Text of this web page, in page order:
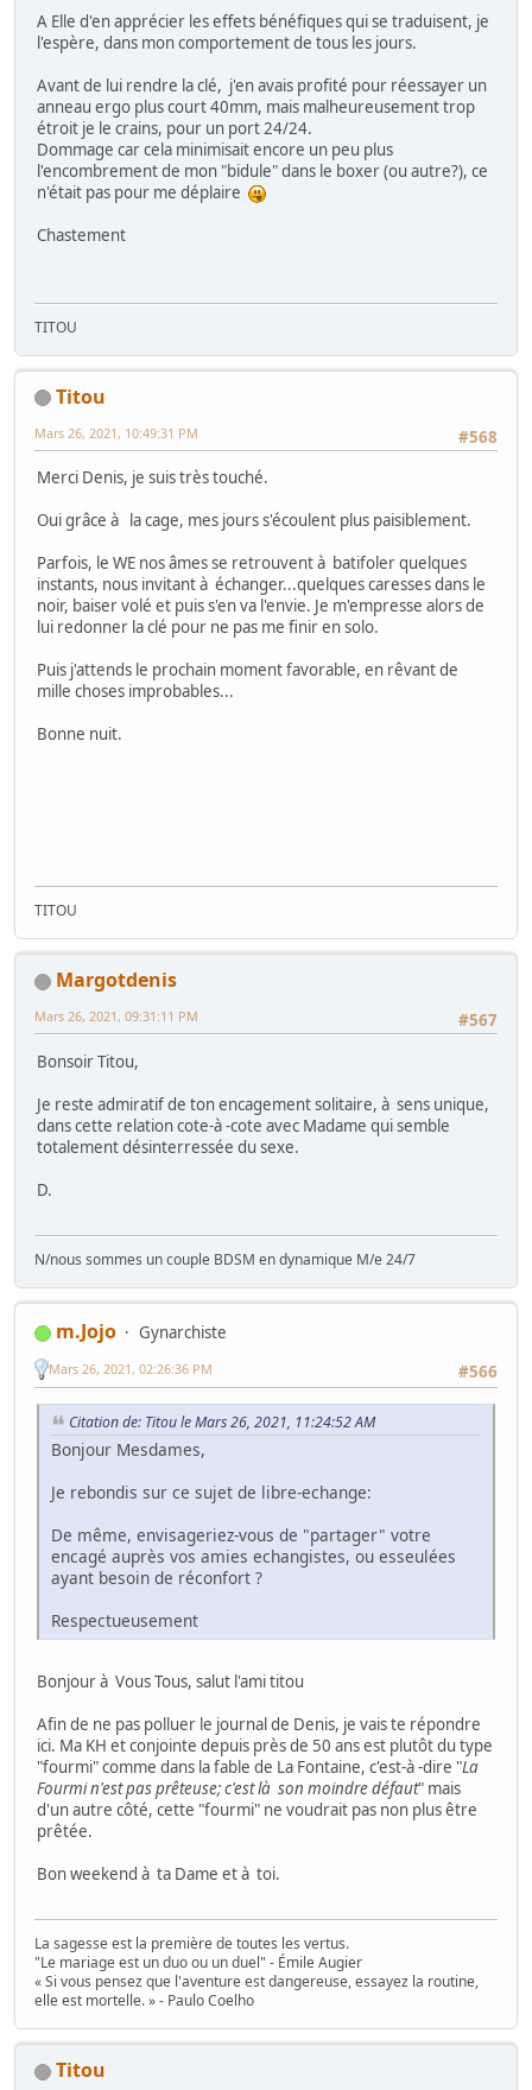
A Elle d'en apprécier les effets bénéfiques qui se traduisent, je
l'espère, dans mon comportement de tous les jours.
Avant de lui rendre la clé, j'en avais profité pour réessayer un
anneau ergo plus court 40mm, mais malheureusement trop
étroit je le crains, pour un port 24/24.
Dommage car cela minimisait encore un peu plus
l'encombrement de mon "bidule" dans le boxer (ou autre?), ce
n'était pas pour me déplaire
Chastement
TITOU
Titou
#568
Mars 26, 2021, 10:49:31 PM
Merci Denis, je suis très touché.
Oui grâce à la cage, mes jours s'écoulent plus paisiblement.
Parfois, le WE nos âmes se retrouvent à batifoler quelques
instants, nous invitant à échanger...quelques caresses dans le
noir, baiser volé et puis s'en va l'envie. Je m'empresse alors de
lui redonner la clé pour ne pas me finir en solo.
Puis j'attends le prochain moment favorable, en rêvant de
mille choses improbables...
Bonne nuit.
TITOU
Margotdenis
#567
Mars 26, 2021, 09:31:11 PM
Bonsoir Titou,
Je reste admiratif de ton encagement solitaire, à sens unique,
dans cette relation cote-à -cote avec Madame qui semble
totalement désinterressée du sexe.
D.
N/nous sommes un couple BDSM en dynamique M/e 24/7
m.Jojo
Gynarchiste
#566
Mars 26, 2021, 02:26:36 PM
Citation de: Titou le Mars 26, 2021, 11:24:52 AM
Bonjour Mesdames,
Je rebondis sur ce sujet de libre-echange:
De même, envisageriez-vous de "partager" votre
encagé auprès vos amies echangistes, ou esseulées
ayant besoin de réconfort ?
Respectueusement
Bonjour à Vous Tous, salut l'ami titou
Afin de ne pas polluer le journal de Denis, je vais te répondre
ici. Ma KH et conjointe depuis près de 50 ans est plutôt du type
"fourmi" comme dans la fable de La Fontaine, c'est-à -dire "La
Fourmi n'est pas prêteuse; c'est là son moindre défaut" mais
d'un autre côté, cette "fourmi" ne voudrait pas non plus être
prêtée.
Bon weekend à ta Dame et à toi.
La sagesse est la première de toutes les vertus.
"Le mariage est un duo ou un duel" - Émile Augier
« Si vous pensez que l'aventure est dangereuse, essayez la routine,
elle est mortelle. » - Paulo Coelho
Titou